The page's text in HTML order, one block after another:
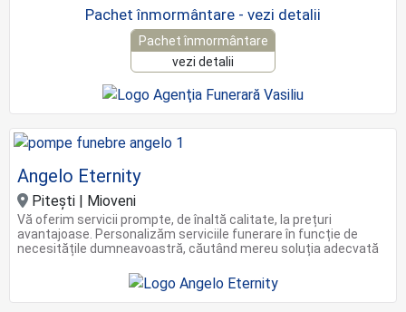
Pachet înmormântare - vezi detalii
Pachet înmormântare
vezi detalii
Angelo Eternity
Pitești | Mioveni
Vă oferim servicii prompte, de înaltă calitate, la prețuri
avantajoase. Personalizăm serviciile funerare în funcție de
necesitățile dumneavoastră, căutând mereu soluția adecvată